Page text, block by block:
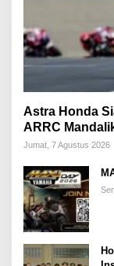
Astra Honda
ARRC
Jumat, 7 Agustus 2026